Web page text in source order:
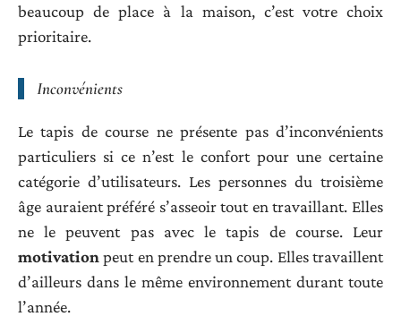
beaucoup de place à la maison, c’est votre choix
prioritaire.
Inconvénients
Le tapis de course ne présente pas d’inconvénients
particuliers si ce n’est le confort pour une certaine
catégorie d’utilisateurs. Les personnes du troisième
âge auraient préféré s’asseoir tout en travaillant. Elles
ne le peuvent pas avec le tapis de course. Leur
motivationpeut en prendre un coup. Elles travaillent
d’ailleurs dans le même environnement durant toute
l’année.